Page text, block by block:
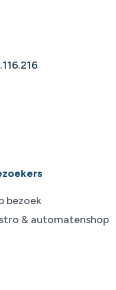
bezoek
& automatenshop